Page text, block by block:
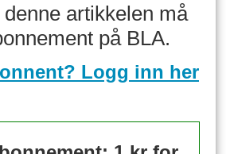
artikkelen må
på BLA.
Logg inn her